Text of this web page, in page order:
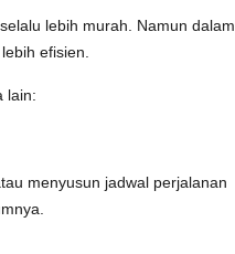
lebih murah. Namun dalam
efisien.
lain:
menyusun jadwal perjalanan